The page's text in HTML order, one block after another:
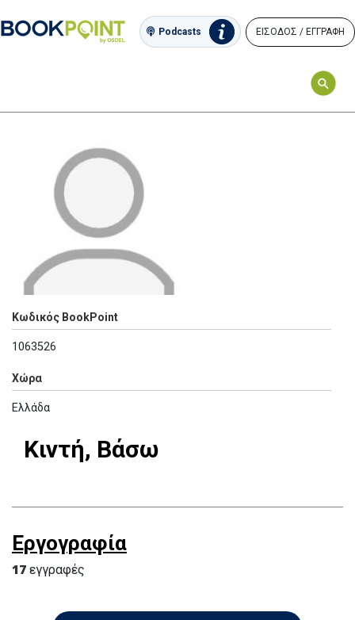
Podcasts ΕΙΣΟΔΟΣ / ΕΓΓΡΑΦΗ
Κωδικός BookPoint
1063526
Χώρα
Ελλάδα
Κιντή, Βάσω
Εργογραφία
17 εγγραφές